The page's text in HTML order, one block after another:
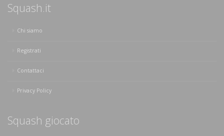
Squash.it
Chi siamo
Registrati
Contattaci
Privacy Policy
Squash giocato